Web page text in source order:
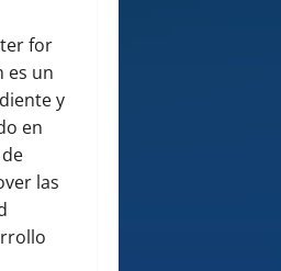
for
es un
y
en
las